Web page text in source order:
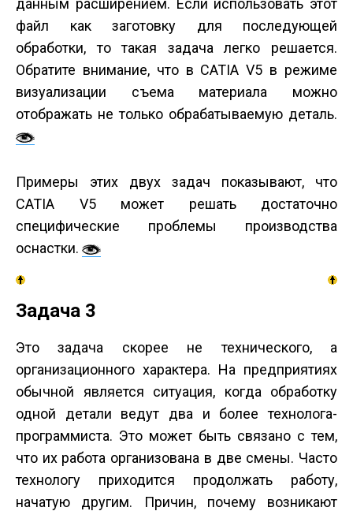
данным расширением. Если использовать этот
файл как заготовку для последующей
обработки, то такая задача легко решается.
Обратите внимание, что в CATIA V5 в режиме
визуализации съема материала можно
отображать не только обрабатываемую деталь.
Примеры этих двух задач показывают, что
CATIA V5 может решать достаточно
специфические проблемы производства
оснастки.
Задача 3
Это задача скорее не технического, а
организационного характера. На предприятиях
обычной является ситуация, когда обработку
одной детали ведут два и более технолога-
программиста. Это может быть связано с тем,
что их работа организована в две смены. Часто
технологу приходится продолжать работу,
начатую другим. Причин, почему возникают